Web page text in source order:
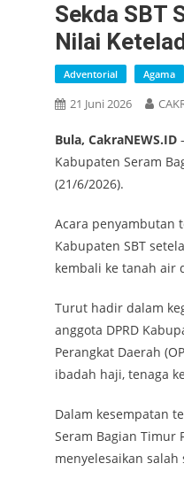
Sekda SBT
Nilai
Adventorial Agama
21 Juni 2026
Bula, CakraNEWS.ID
Kabupaten Seram
(21/6/2026).
Acara penyambutan
Kabupaten SBT
kembali ke tanah air
Turut hadir dalam
anggota DPRD
Perangkat Daerah
ibadah haji, tenaga
Dalam kesempatan
Seram Bagian Timur
menyelesaikan